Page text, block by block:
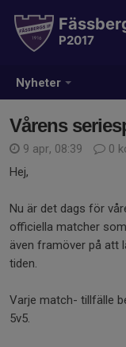
Nyheter
P2017
Vårens
9 apr, 08:39
0
Hej,
Nu är det dags för
officiella matcher
även framöver på att
tiden.
Varje match- tillfälle
5v5.